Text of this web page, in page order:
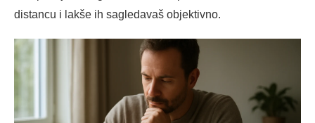
distancu i lakše ih sagledavaš objektivno.